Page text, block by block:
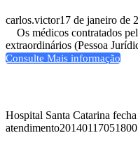
carlos.victor17 de janeiro de
Os médicos contratados
extraordinários (Pessoa
Consulte Mais informação
Hospital Santa Catarina
atendimento20140117051800